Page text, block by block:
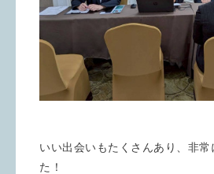
いい出会いもたくさんあり、非常
た！